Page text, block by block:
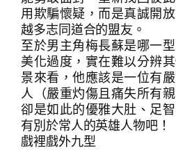
搜
尋
用欺騙懷疑，而是真誠開
越多志同道合的盟友。
至於男主角梅長蘇是哪一
美化過度，實在難以分辨
景來看，他應該是一位有
人（嚴重灼傷且痛失所有
卻是如此的優雅大肚、足
有別於常人的英雄人物吧！
戲裡戲外九型